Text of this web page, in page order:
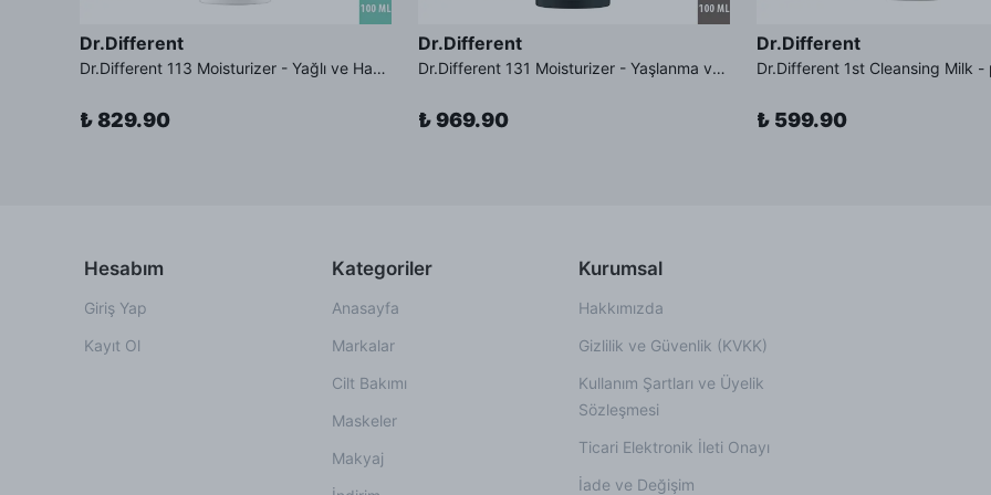
Dr.Different
Dr.Different 113 Moisturizer - Yağlı ve Hassas Cilt Tipleri İçin Yağ Asidi İçerikli Nemlendirici Krem
₺ 829.90
Dr.Different
Dr.Different 131 Moisturizer - Yaşlanma ve Kırışıklık Karşıtı Kolesterol İçerikli Nemlendirici Krem
₺ 969.90
Dr.Different
₺ 599.90
Hesabım
Giriş Yap
Kayıt Ol
Kategoriler
Anasayfa
Markalar
Cilt Bakımı
Maskeler
Makyaj
Kurumsal
Hakkımızda
Gizlilik ve Güvenlik (KVKK)
Kullanım Şartları ve Üyelik
Sözleşmesi
Ticari Elektronik İleti Onayı
İade ve Değişim